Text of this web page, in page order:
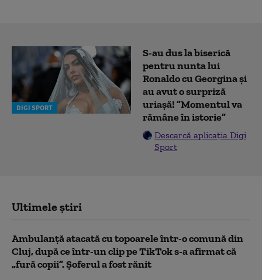
DIGI SPORT
S-au dus la biserică
pentru nunta lui
Ronaldo cu Georgina și
au avut o surpriză
uriașă! ”Momentul va
rămâne în istorie”
Descarcă aplicația Digi
Sport
Ultimele știri
Ambulanţă atacată cu topoarele într-o comună din
Cluj, după ce într-un clip pe TikTok s-a afirmat că
„fură copii”. Șoferul a fost rănit